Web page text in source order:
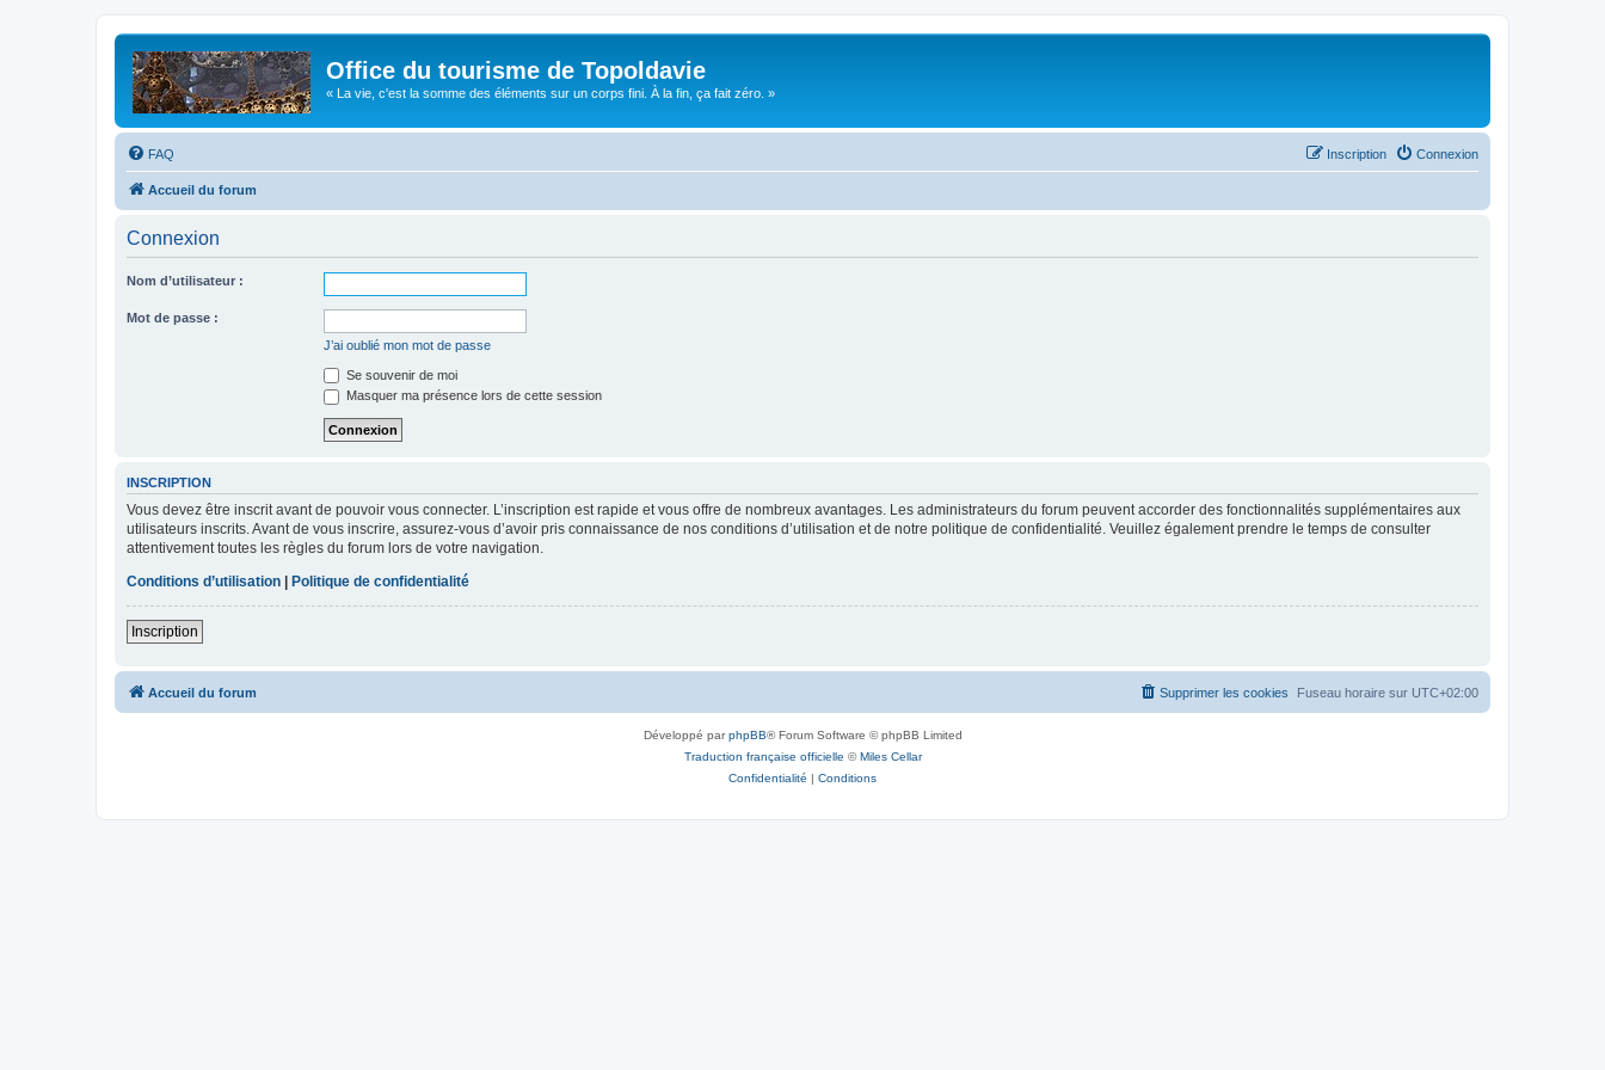
Office du tourisme de Topoldavie
« La vie, c'est la somme des éléments sur un corps fini. À la fin, ça fait zéro. »
FAQ Connexion
Inscription
Accueil du forum
Connexion
Nom d’utilisateur :
Mot de passe :
J’ai oublié mon mot de passe
Se souvenir de moi
Masquer ma présence lors de cette session
INSCRIPTION
Vous devez être inscrit avant de pouvoir vous connecter. L’inscription est rapide et vous offre de nombreux avantages. Les administrateurs du forum peuvent accorder des fonctionnalités supplémentaires aux
utilisateurs inscrits. Avant de vous inscrire, assurez-vous d’avoir pris connaissance de nos conditions d’utilisation et de notre politique de confidentialité. Veuillez également prendre le temps de consulter
attentivement toutes les règles du forum lors de votre navigation.
Conditions d’utilisation
Politique de confidentialité
Inscription
Accueil du forum Fuseau horaire sur UTC+02:00
Supprimer les cookies
Développé parphpBB® Forum Software © phpBB Limited
Traduction française officielle ©Miles Cellar
Confidentialité | Conditions